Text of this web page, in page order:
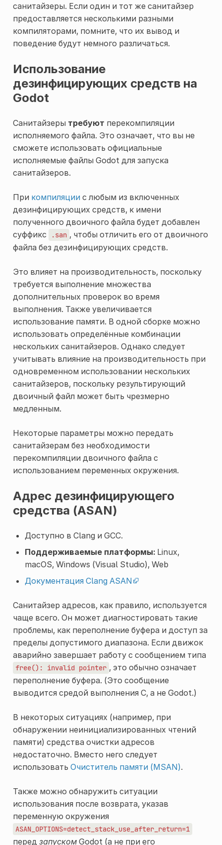
санитайзеры. Если один и тот же санитайзер
предоставляется несколькими разными
компиляторами, помните, что их вывод и
поведение будут немного различаться.
Использование
дезинфицирующих средств на
Godot
Санитайзеры требуют перекомпиляции
исполняемого файла. Это означает, что вы не
сможете использовать официальные
исполняемые файлы Godot для запуска
санитайзеров.
При компиляциис любым из включенных
дезинфицирующих средств, к имени
полученного двоичного файла будет добавлен
суффикс
.san , чтобы отличить его от двоичного
файла без дезинфицирующих средств.
Это влияет на производительность, поскольку
требуется выполнение множества
дополнительных проверок во время
выполнения. Также увеличивается
использование памяти. В одной сборке можно
использовать определённые комбинации
нескольких санитайзеров. Однако следует
учитывать влияние на производительность при
одновременном использовании нескольких
санитайзеров, поскольку результирующий
двоичный файл может быть чрезмерно
медленным.
Некоторые параметры можно передать
санитайзерам без необходимости
перекомпиляции двоичного файла с
использованием переменных окружения.
Адрес дезинфицирующего
средства (ASAN)
Доступно в Clang и GCC.
Поддерживаемые платформы:Linux,
macOS, Windows (Visual Studio), Web
Документация Clang ASAN
Санитайзер адресов, как правило, используется
чаще всего. Он может диагностировать такие
проблемы, как переполнение буфера и доступ за
пределы допустимого диапазона. Если движок
аварийно завершает работу с сообщением типа
free(): invalid pointer , это обычно означает
переполнение буфера. (Это сообщение
выводится средой выполнения C, а не Godot.)
В некоторых ситуациях (например, при
обнаружении неинициализированных чтений
памяти) средства очистки адресов
недостаточно. Вместо него следует
использовать Очиститель памяти (MSAN).
Также можно обнаружить ситуации
использования после возврата, указав
переменную окружения
ASAN_OPTIONS=detect_stack_use_after_return=1
перед запускомGodot (а не при его